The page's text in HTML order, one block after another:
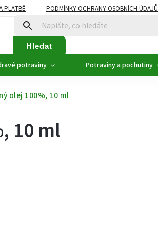
PLATBĚ PODMÍNKY OCHRANY OSOBNÍCH ÚDAJŮ
NOVINKY AKCE, SLEVY
Hledat
potraviny Potraviny a pochutiny
olej 100%, 10 ml
10 ml